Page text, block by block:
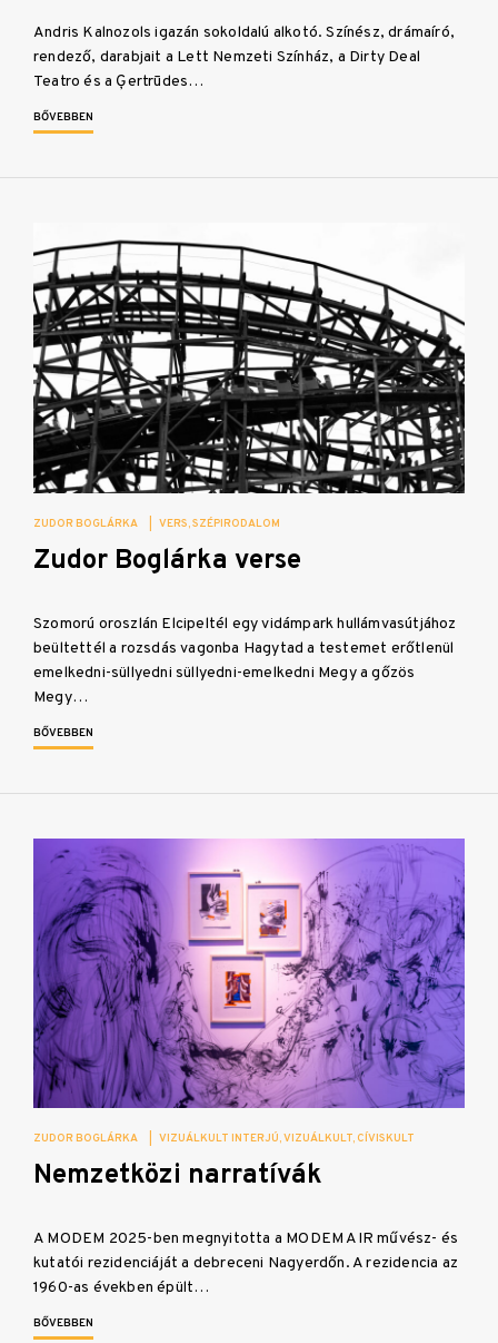
Andris Kalnozols igazán sokoldalú alkotó. Színész, drámaíró,
rendező, darabjait a Lett Nemzeti Színház, a Dirty Deal
Teatro és a Ģertrūdes…
BŐVEBBEN
ZUDOR BOGLÁRKA VERS SZÉPIRODALOM
Zudor Boglárka verse
Szomorú oroszlán Elcipeltél egy vidámpark hullámvasútjához
beültettél a rozsdás vagonba Hagytad a testemet erőtlenül
emelkedni-süllyedni süllyedni-emelkedni Megy a gőzös
Megy…
BŐVEBBEN
ZUDOR BOGLÁRKA VIZUÁLKULT INTERJÚ VIZUÁLKULT CÍVISKULT
Nemzetközi narratívák
A MODEM 2025-ben megnyitotta a MODEM AIR művész- és
kutatói rezidenciáját a debreceni Nagyerdőn. A rezidencia az
1960-as években épült…
BŐVEBBEN